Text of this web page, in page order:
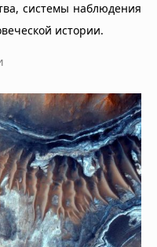
системы наблюдения
истории.